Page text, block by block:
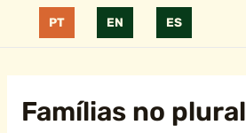
PT EN ES
Famílias no plural